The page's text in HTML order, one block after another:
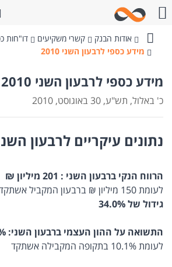
בנק
אודות הבנק קשרי משקיעים
דו"חות
מידע כספי לרבעון השני 2010
מידע כספי לרבעון השני 2010
כ' באלול, תש"ע, 30 באוגוסט, 2010
נתונים עיקריים לרבעון השני ב-
הרווח הנקי ברבעון השני : 201 מיליון ₪
לעומת 150 מיליון ₪ ברבעון המקביל אשתקד
גידול של 34.0%
התשואה על ההון העצמי ברבעון השני: 12.3%
לעומת 10.1% בתקופה המקבילה אשתקד